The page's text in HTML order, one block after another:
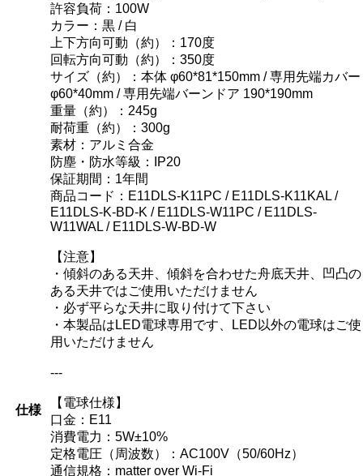
仕様
許容負荷：100W
カラー：黒 / 白
上下方向可動（約）：170度
回転方向可動（約）：350度
サイズ（約）：本体 φ60*81*150mm / 専用先端カバー
φ60*40mm / 専用先端バーンドア 190*190mm
重量（約）：245g
耐荷重（約）：300g
素材：アルミ合金
防塵・防水等級：IP20
保証期間：1年間
商品コード：E11DLS-K11PC / E11DLS-K11KAL /
E11DLS-K-BD-K / E11DLS-W11PC / E11DLS-
W11WAL / E11DLS-W-BD-W
【注意】
・傾斜のある天井、傾斜を合わせた舟底天井、凹凸の
ある天井ではご使用いただけません
・必ず平らな天井に取り付けて下さい
・本製品はLED電球専用です、LED以外の電球はご使
用いただけません
---
【電球仕様】
口金：E11
消費電力：5W±10%
定格電圧（周波数）：AC100V（50/60Hz）
通信規格：matter over Wi-Fi